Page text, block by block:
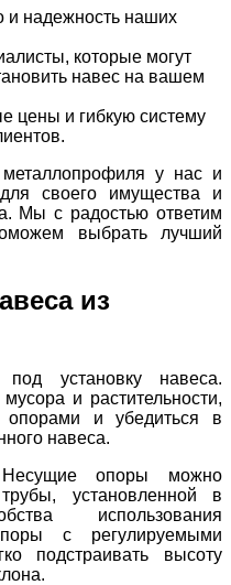
и надежность наших
которые могут
навес на вашем
цены и гибкую систему
у нас и
своего имущества и
Мы с радостью ответим
выбрать лучший
из
установку навеса.
и растительности,
опорами и убедиться в
навеса.
опоры можно
установленной в
использования
с регулируемыми
подстраивать высоту